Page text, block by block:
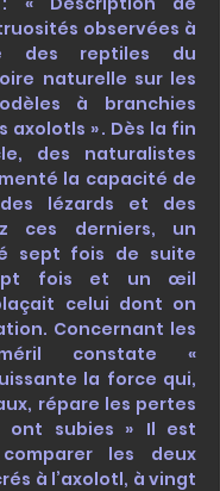
observées à
des reptiles du
naturelle sur les
à branchies
axolotls » . Dès la fin
des naturalistes
la capacité de
lézards et des
ces derniers, un
sept fois de suite
fois et un œil
celui dont on
Concernant les
constate «
la force qui,
répare les pertes
ont subies » Il est
les deux
à l’axolotl, à vingt